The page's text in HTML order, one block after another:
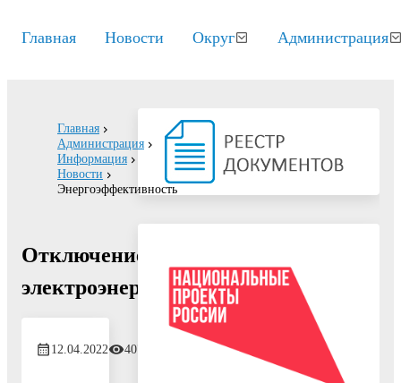
Главная Новости Округ Администрация
Главная
Администрация
Информация
Новости
Энергоэффективность
Отключение
электроэнергии!
12.04.2022 407